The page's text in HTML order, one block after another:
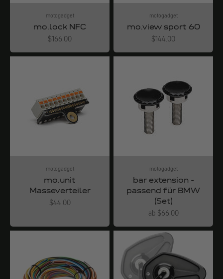
motogadget
mo.lock NFC
Angebot
$166.00
motogadget
mo.view sport 60
Angebot
$144.00
motogadget
mo.unit
Masseverteiler
Angebot
$44.00
motogadget
bar extension -
passend für BMW
(Set)
Angebot
ab $66.00